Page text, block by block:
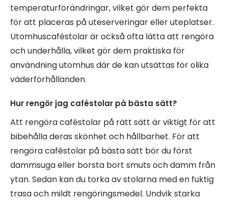
temperaturförändringar, vilket gör dem perfekta
för att placeras på uteserveringar eller uteplatser.
Utomhuscaféstolar är också ofta lätta att rengöra
och underhålla, vilket gör dem praktiska för
användning utomhus där de kan utsättas för olika
väderförhållanden.
Hur rengör jag caféstolar på bästa sätt?
Att rengöra caféstolar på rätt sätt är viktigt för att
bibehålla deras skönhet och hållbarhet. För att
rengöra caféstolar på bästa sätt bör du först
dammsuga eller borsta bort smuts och damm från
ytan. Sedan kan du torka av stolarna med en fuktig
trasa och mildt rengöringsmedel. Undvik starka